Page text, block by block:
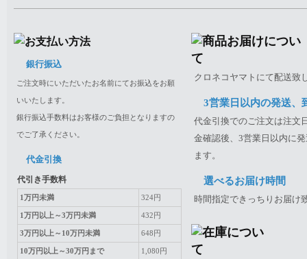
銀行振込
ご注文時にいただいたお名前にてお振込をお願
いいたします。
銀行振込手数料はお客様のご負担となりますの
でご了承ください。
代金引換
代引き手数料
1万円未満 324円
1万円以上～3万円未満 432円
3万円以上～10万円未満 648円
10万円以上～30万円まで 1,080円
クロネコヤマトにて配送致
3営業日以内の発送、
代金引換でのご注文は注文
金確認後、3営業日以内に
ます。
選べるお届け時間
時間指定できっちりお届け